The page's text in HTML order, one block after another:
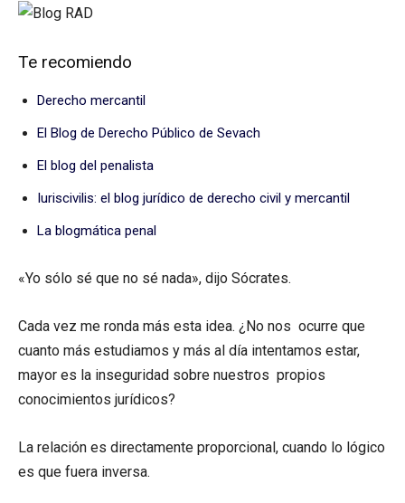
Te recomiendo
Derecho mercantil
El Blog de Derecho Público de Sevach
El blog del penalista
Iuriscivilis: el blog jurídico de derecho civil y mercantil
La blogmática penal
«Yo sólo sé que no sé nada», dijo Sócrates.
Cada vez me ronda más esta idea. ¿No nos ocurre que
cuanto más estudiamos y más al día intentamos estar,
mayor es la inseguridad sobre nuestros propios
conocimientos jurídicos?
La relación es directamente proporcional, cuando lo lógico
es que fuera inversa.